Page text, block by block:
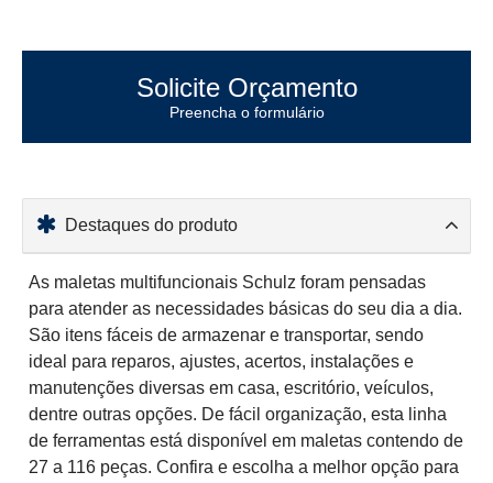
Solicite Orçamento
Preencha o formulário
Destaques do produto
As maletas multifuncionais Schulz foram pensadas
para atender as necessidades básicas do seu dia a dia.
São itens fáceis de armazenar e transportar, sendo
ideal para reparos, ajustes, acertos, instalações e
manutenções diversas em casa, escritório, veículos,
dentre outras opções. De fácil organização, esta linha
de ferramentas está disponível em maletas contendo de
27 a 116 peças. Confira e escolha a melhor opção para